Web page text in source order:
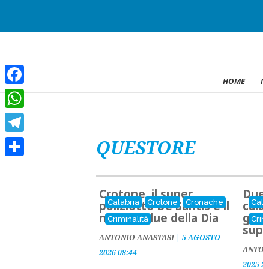
HOME
QUESTORE
Calabria Crotone
Cronache
Criminalità
Crotone, il super
poliziotto De Santis è il
numero due della Dia
ANTONIO ANASTASI| 5 AGOSTO
2026 08:44
2025
Facebook
WhatsApp
Telegram